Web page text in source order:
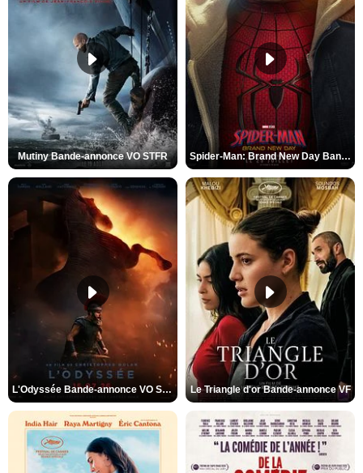
Mutiny Bande-annonce VO STFR Spider-Man: Brand New Day Bande-annonce VO STFR
L'Odyssée Bande-annonce VO STFR Le Triangle d'or Bande-annonce VF